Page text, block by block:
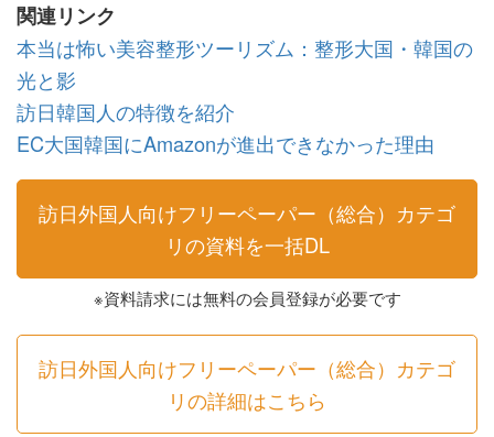
関連リンク
本当は怖い美容整形ツーリズム：整形大国・韓国の
光と影
訪日韓国人の特徴を紹介
EC大国韓国にAmazonが進出できなかった理由
訪日外国人向けフリーペーパー（総合）カテゴ
リの資料を一括DL
※資料請求には無料の会員登録が必要です
訪日外国人向けフリーペーパー（総合）カテゴ
リの詳細はこちら